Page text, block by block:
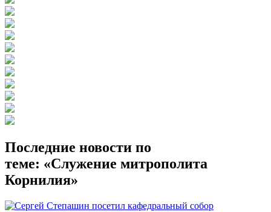
Последние новости по
теме: «Служение митрополита
Корнилия»